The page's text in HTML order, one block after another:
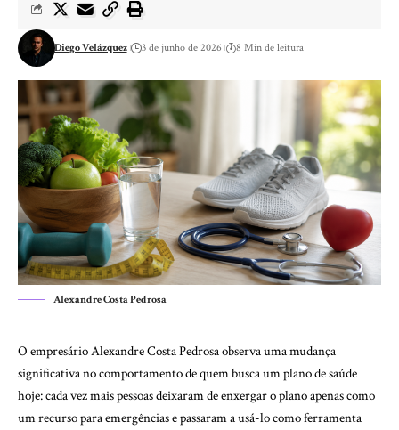
Diego Velázquez 3 de junho de 2026 8 Min de leitura
Alexandre Costa Pedrosa
O empresário Alexandre Costa Pedrosa observa uma mudança
significativa no comportamento de quem busca um plano de saúde
hoje: cada vez mais pessoas deixaram de enxergar o plano apenas como
um recurso para emergências e passaram a usá-lo como ferramenta